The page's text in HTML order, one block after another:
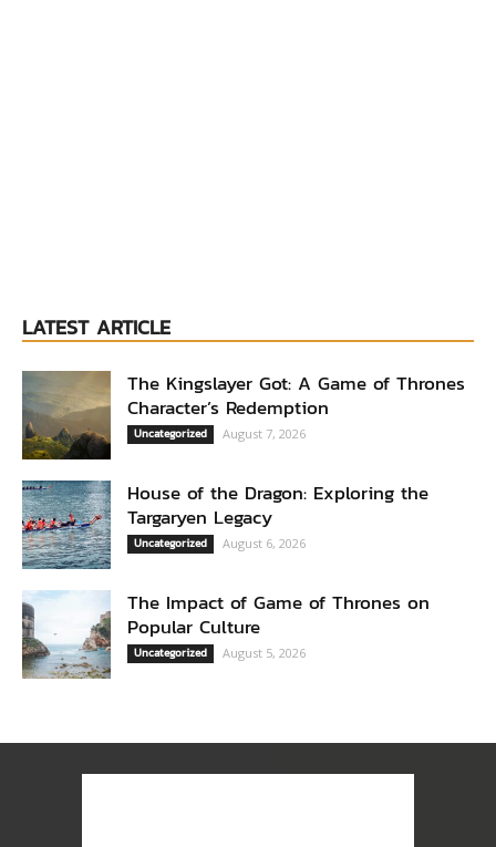
LATEST ARTICLE
The Kingslayer Got: A Game of Thrones
Character’s Redemption
Uncategorized August 7, 2026
House of the Dragon: Exploring the
Targaryen Legacy
Uncategorized August 6, 2026
The Impact of Game of Thrones on
Popular Culture
Uncategorized August 5, 2026